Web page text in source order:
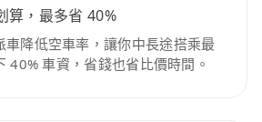
算，最多省 40%
車降低空車率，讓你中長途搭乘最
40% 車資，省錢也省比價時間。